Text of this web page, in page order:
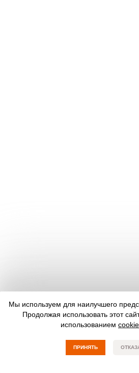
Мы используем для наилучшего
Продолжая использовать этот
использованием
ПРИНЯТЬ